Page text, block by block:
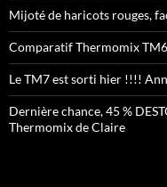
Mijoté de haricots rouges,
Comparatif Thermomix
Le TM7 est sorti hier !!!!
Dernière chance, 45 %
Thermomix de Claire